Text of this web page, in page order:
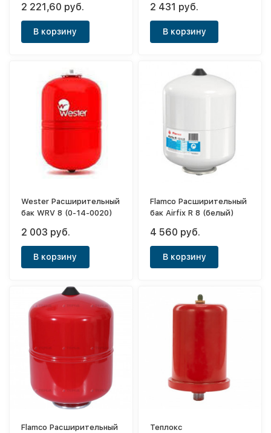
2 221,60 руб.
В корзину
2 431 руб.
В корзину
Wester Расширительный
бак WRV 8 (0-14-0020)
2 003 руб.
В корзину
Flamco Расширительный
бак Airfix R 8 (белый)
4 560 руб.
В корзину
Flamco Расширительный
Теплокс